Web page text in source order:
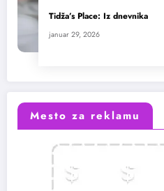
Tidža’s Place: Iz dnevnika
januar 29, 2026
Mesto za reklamu